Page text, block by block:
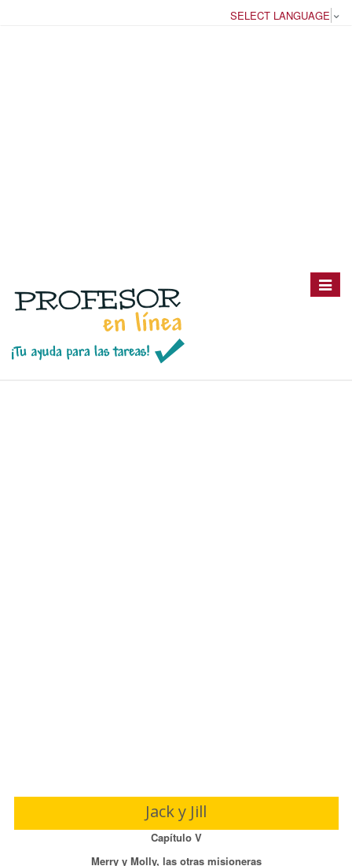
SELECT LANGUAGE
Toggle
Jack y Jill
Capítulo V
Merry y Molly, las otras misioneras